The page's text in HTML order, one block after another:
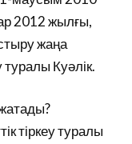
2012 жылғы,
жаңа
туралы Куәлік.
тіркеу туралы